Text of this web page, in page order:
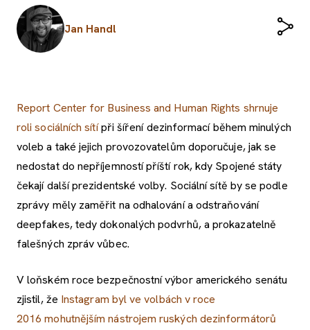
Jan Handl
Report Center for Business and Human Rights shrnuje
roli sociálních sítípři šíření dezinformací během minulých
voleb a také jejich provozovatelům doporučuje, jak se
nedostat do nepříjemností příští rok, kdy Spojené státy
čekají další prezidentské volby. Sociální sítě by se podle
zprávy měly zaměřit na odhalování a odstraňování
deepfakes, tedy dokonalých podvrhů, a prokazatelně
falešných zpráv vůbec.
V loňském roce bezpečnostní výbor amerického senátu
zjistil, že Instagram byl ve volbách v roce
2016 mohutnějším nástrojem ruských dezinformátorů